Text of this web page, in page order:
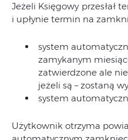
Jeżeli Księgowy przesłał
i upłynie termin na
system
zamykanym
zatwierdzone ale
jeżeli są – zostaną
system
Użytkownik otrzyma